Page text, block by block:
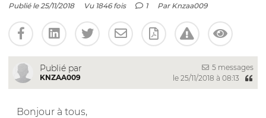
Publié le 25/11/2018 Vu 1846 fois 1 Par Knzaa009
Publié par
KNZAA009
5 messages
le 25/11/2018 à 08:13
Bonjour à tous,